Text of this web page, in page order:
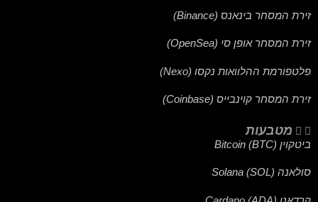
זירת המסחר בינאנס (Binance)
זירת המסחר אופן סי (OpenSea)
פלטפורמת ההלוואות נקסו (Nexo)
זירת המסחר קוינבייס (Coinbase)
מטבעות
ביטקוין (BTC) Bitcoin
סולאנה (SOL) Solana